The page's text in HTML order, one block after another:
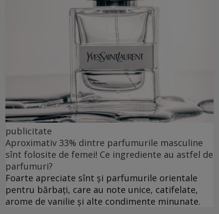
publicitate
Aproximativ 33% dintre parfumurile masculine
sînt folosite de femei! Ce ingrediente au astfel de
parfumuri?
Foarte apreciate sînt și parfumurile orientale
pentru bărbați, care au note unice, catifelate,
arome de vanilie și alte condimente minunate.